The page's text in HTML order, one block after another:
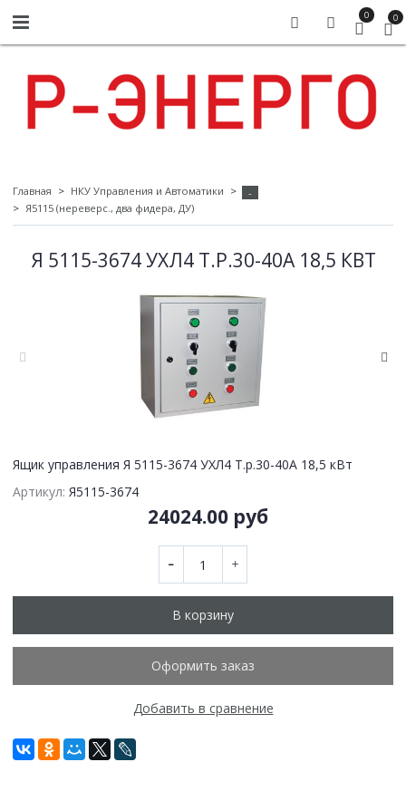
0 0
Главная НКУ Управления и Автоматики
-
Я5115 (нереверс., два фидера, ДУ)
Я 5115-3674 УХЛ4 Т.Р.30-40А 18,5 КВТ
Ящик управления Я 5115-3674 УХЛ4 Т.р.30-40А 18,5 кВт
Артикул: Я5115-3674
24024.00 руб
В корзину
Оформить заказ
Добавить в сравнение